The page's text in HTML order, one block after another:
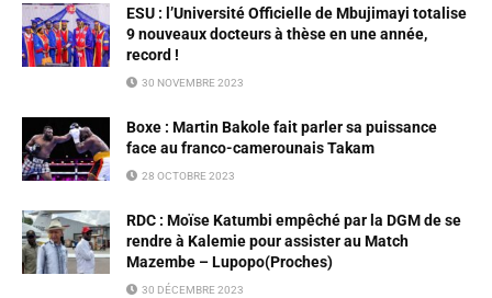
ESU : l’Université Officielle de Mbujimayi totalise
9 nouveaux docteurs à thèse en une année,
record !
30 NOVEMBRE 2023
Boxe : Martin Bakole fait parler sa puissance
face au franco-camerounais Takam
28 OCTOBRE 2023
RDC : Moïse Katumbi empêché par la DGM de se
rendre à Kalemie pour assister au Match
Mazembe – Lupopo(Proches)
30 DÉCEMBRE 2023